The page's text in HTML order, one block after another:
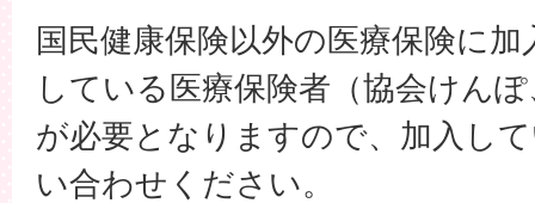
国民健康保険以外の医療保険に
している医療保険者（協会けん
が必要となりますので、加入し
い合わせください。